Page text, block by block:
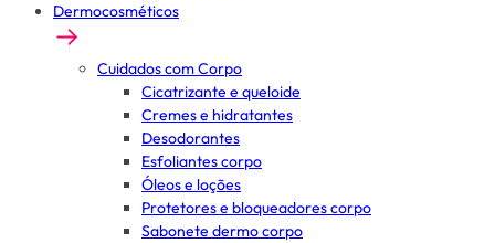
Dermocosméticos
Cuidados com Corpo
Cicatrizante e queloide
Cremes e hidratantes
Desodorantes
Esfoliantes corpo
Óleos e loções
Protetores e bloqueadores corpo
Sabonete dermo corpo